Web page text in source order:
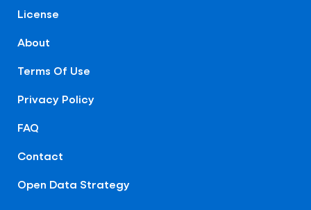
License
About
Terms Of Use
Privacy Policy
FAQ
Contact
Open Data Strategy